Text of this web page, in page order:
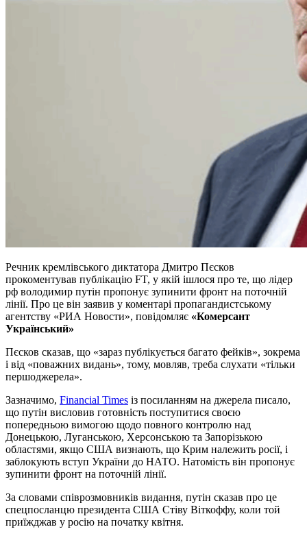
Речник кремлівського диктатора Дмитро Пєсков
прокоментував публікацію FT, у якій ішлося про те, що лідер
рф володимир путін пропонує зупинити фронт на поточній
лінії. Про це він заявив у коментарі пропагандистському
агентству «РИА Новости», повідомляє «Комерсант
Український»
Пєсков сказав, що «зараз публікується багато фейків», зокрема
і від «поважних видань», тому, мовляв, треба слухати «тільки
першоджерела».
Зазначимо, Financial Times із посиланням на джерела писало,
що путін висловив готовність поступитися своєю
попередньою вимогою щодо повного контролю над
Донецькою, Луганською, Херсонською та Запорізькою
областями, якщо США визнають, що Крим належить росії, і
заблокують вступ України до НАТО. Натомість він пропонує
зупинити фронт на поточній лінії.
За словами співрозмовників видання, путін сказав про це
спецпосланцю президента США Стіву Віткоффу, коли той
приїжджав у росію на початку квітня.